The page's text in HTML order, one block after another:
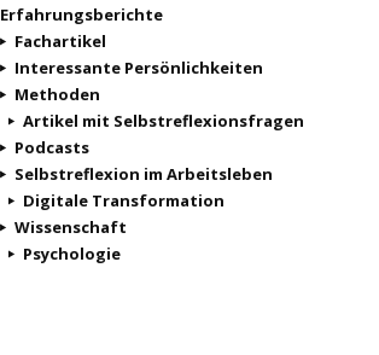
Erfahrungsberichte
Fachartikel
Interessante Persönlichkeiten
Methoden
Artikel mit Selbstreflexionsfragen
Podcasts
Selbstreflexion im Arbeitsleben
Digitale Transformation
Wissenschaft
Psychologie